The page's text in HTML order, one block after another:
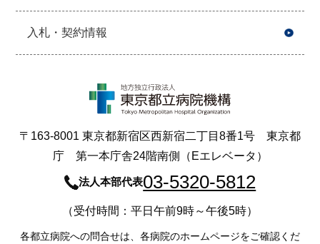
入札・契約情報
〒163-8001 東京都新宿区西新宿二丁目8番1号 東京都
庁 第一本庁舎24階南側（Eエレベータ）
法人本部代表03-5320-5812
（受付時間：平日午前9時～午後5時）
各都立病院への問合せは、各病院のホームページをご確認くだ